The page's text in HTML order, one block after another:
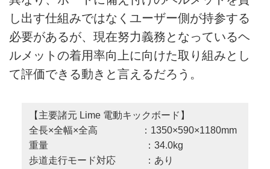
し出す仕組みではなくユーザー側が持参する
必要があるが、現在努力義務となっているヘ
ルメットの着用率向上に向けた取り組みとし
て評価できる動きと言えるだろう。
【主要諸元 Lime 電動キックボード】
全長×全幅×全高 ：1350×590×1180mm
重量 ：34.0kg
歩道走行モード対応 ：あり